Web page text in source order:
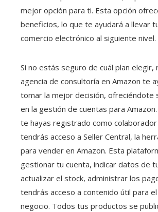
mejor opción para ti. Esta opción
beneficios, lo que te ayudará a llevar
comercio electrónico al siguiente nivel.
Si no estás seguro de cuál plan elegir,
agencia de consultoría en Amazon te
tomar la mejor decisión, ofreciéndote
en la gestión de cuentas para
te hayas registrado como colaborador
tendrás acceso a Seller Central, la
para vender en Amazon. Esta
gestionar tu cuenta, indicar datos de
actualizar el stock, administrar los
tendrás acceso a contenido útil para
negocio. Todos tus productos se